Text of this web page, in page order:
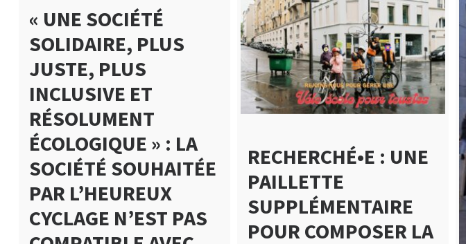
« UNE SOCIÉTÉ
SOLIDAIRE, PLUS
JUSTE, PLUS
INCLUSIVE ET
RÉSOLUMENT
ÉCOLOGIQUE » : LA
SOCIÉTÉ SOUHAITÉE
PAR L’HEUREUX
CYCLAGE N’EST PAS
RECHERCHÉ•E : UNE
PAILLETTE
SUPPLÉMENTAIRE
POUR COMPOSER LA